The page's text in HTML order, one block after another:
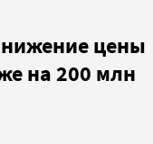
цены
на 200 млн